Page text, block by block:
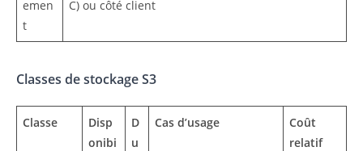
emen
t
C) ou côté client
Classes de stockage S3
Classe
Disp
onibi
D
u
Cas d’usage
Coût
relatif